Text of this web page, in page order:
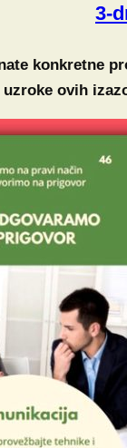
3-
konkretne
ovih